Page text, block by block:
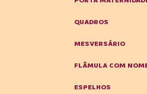
QUADROS
MESVERSÁRIO
FLÂMULA COM
ESPELHOS